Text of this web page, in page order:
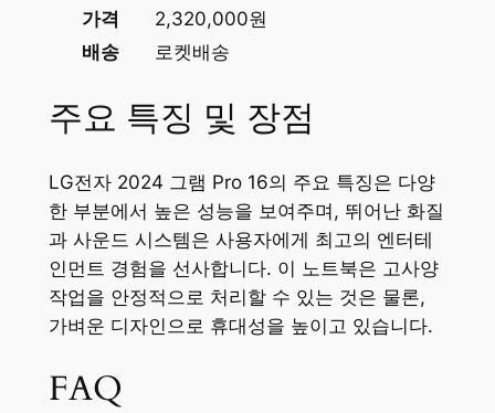
가격
2,320,000원
배송
로켓배송
주요 특징 및 장점
LG전자 2024 그램 Pro 16의 주요 특징은 다양
한 부분에서 높은 성능을 보여주며, 뛰어난 화질
과 사운드 시스템은 사용자에게 최고의 엔터테
인먼트 경험을 선사합니다. 이 노트북은 고사양
작업을 안정적으로 처리할 수 있는 것은 물론,
가벼운 디자인으로 휴대성을 높이고 있습니다.
FAQ